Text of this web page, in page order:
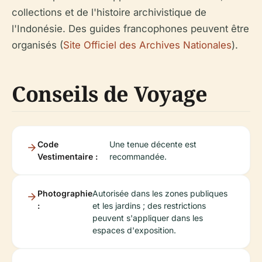
collections et de l'histoire archivistique de
l'Indonésie. Des guides francophones peuvent être
organisés (Site Officiel des Archives Nationales).
Conseils de Voyage
Code
Vestimentaire :
Une tenue décente est
recommandée.
Photographie
:
Autorisée dans les zones publiques
et les jardins ; des restrictions
peuvent s'appliquer dans les
espaces d'exposition.